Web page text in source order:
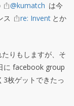
@kumatch は今
ス
re: Invent とか
りもしますが、そ
に facebook group
3枚ゲットできたっ